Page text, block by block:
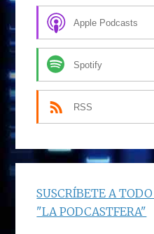
Apple Podcasts
Spotify
RSS
SUSCRÍBETE A
"LA PODCASTFERA"